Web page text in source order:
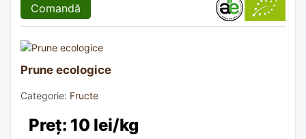
Comandă
Prune ecologice
Categorie: Fructe
Preț: 10 lei/kg